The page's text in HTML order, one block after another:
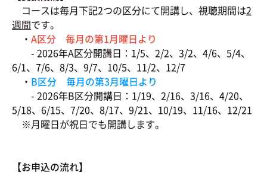
コースは毎月下記2つの区分にて開講し、視聴期間は2
週間です。
・ A区分 毎月の第1月曜日より
- 2026年A区分開講日：1/5、2/2、3/2、4/6、5/4、
6/1、7/6、8/3、9/7、10/5、11/2、12/7
・ B区分 毎月の第3月曜日より
- 2026年B区分開講日：1/19、2/16、3/16、4/20、
5/18、6/15、7/20、8/17、9/21、10/19、11/16、12/21
※月曜日が祝日でも開講します。
【お申込の流れ】